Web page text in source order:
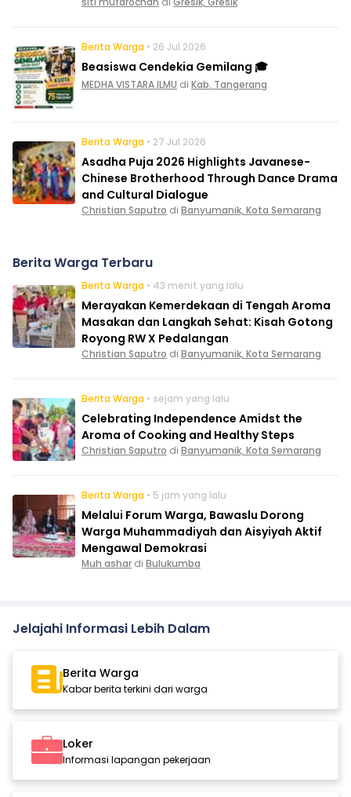
Berita Warga • 26 Jul 2026
Beasiswa Cendekia Gemilang 🎓
MEDHA VISTARA ILMU di Kab. Tangerang
Berita Warga • 27 Jul 2026
Asadha Puja 2026 Highlights Javanese-
Chinese Brotherhood Through Dance Drama
and Cultural Dialogue
Christian Saputro di Banyumanik, Kota Semarang
Berita Warga Terbaru
Berita Warga • 43 menit yang lalu
Merayakan Kemerdekaan di Tengah Aroma
Masakan dan Langkah Sehat: Kisah Gotong
Royong RW X Pedalangan
Christian Saputro di Banyumanik, Kota Semarang
Berita Warga • sejam yang lalu
Celebrating Independence Amidst the
Aroma of Cooking and Healthy Steps
Christian Saputro di Banyumanik, Kota Semarang
Berita Warga • 5 jam yang lalu
Melalui Forum Warga, Bawaslu Dorong
Warga Muhammadiyah dan Aisyiyah Aktif
Mengawal Demokrasi
Muh ashar di Bulukumba
Jelajahi Informasi Lebih Dalam
Berita Warga
Kabar berita terkini dari warga
Loker
Informasi lapangan pekerjaan